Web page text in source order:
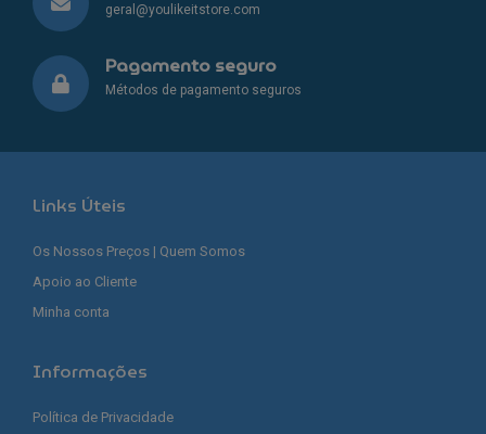
geral@youlikeitstore.com
Pagamento seguro
Métodos de pagamento seguros
Links Úteis
Os Nossos Preços | Quem Somos
Apoio ao Cliente
Minha conta
Informações
Política de Privacidade